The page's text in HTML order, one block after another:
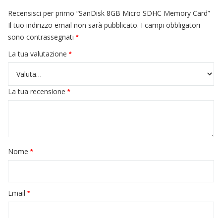
Recensisci per primo “SanDisk 8GB Micro SDHC Memory Card”
Il tuo indirizzo email non sarà pubblicato. I campi obbligatori
sono contrassegnati *
La tua valutazione *
La tua recensione *
Nome *
Email *